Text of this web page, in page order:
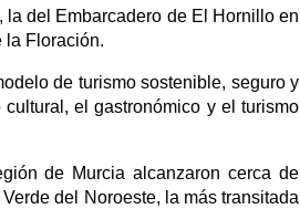
del Embarcadero de El Hornillo en
la Floración.
de turismo sostenible, seguro y
el gastronómico y el turismo
de Murcia alcanzaron cerca de
del Noroeste, la más transitada